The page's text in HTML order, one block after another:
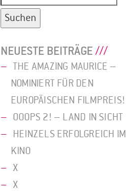
nach:
NEUESTE BEITRÄGE
THE AMAZING MAURICE –
NOMINIERT FÜR DEN
EUROPÄISCHEN FILMPREIS!
OOOPS 2! – LAND IN SICHT
HEINZELS ERFOLGREICH IM
KINO
X
X